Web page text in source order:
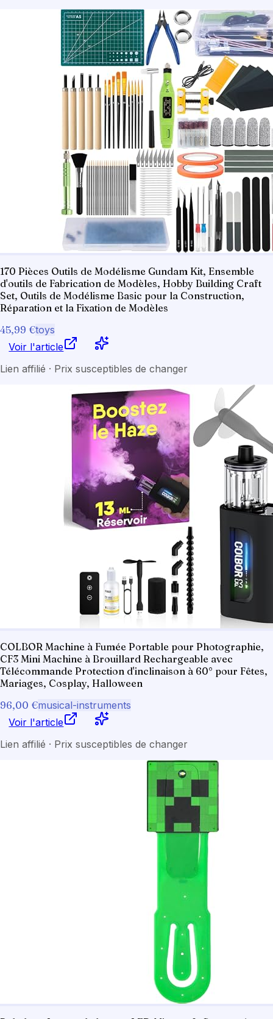
170 Pièces Outils de Modélisme Gundam Kit, Ensemble
d'outils de Fabrication de Modèles, Hobby Building Craft
Set, Outils de Modélisme Basic pour la Construction,
Réparation et la Fixation de Modèles
45,99 €toys
Voir l'article
Lien affilié · Prix susceptibles de changer
COLBOR Machine à Fumée Portable pour Photographie,
CF3 Mini Machine à Brouillard Rechargeable avec
Télécommande Protection d'inclinaison à 60° pour Fêtes,
Mariages, Cosplay, Halloween
96,00 €musical-instruments
Voir l'article
Lien affilié · Prix susceptibles de changer